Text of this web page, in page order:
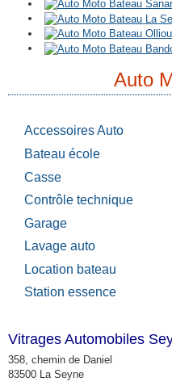
Auto
Accessoires Auto
Bateau école
Casse
Contrôle technique
Garage
Lavage auto
Location bateau
Station essence
Vitrages Automobiles
358, chemin de Daniel
83500 La Seyne